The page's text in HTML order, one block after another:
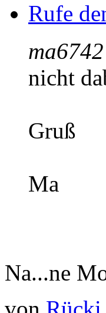
Rufe
nicht
Gruß
Ma
Na...ne